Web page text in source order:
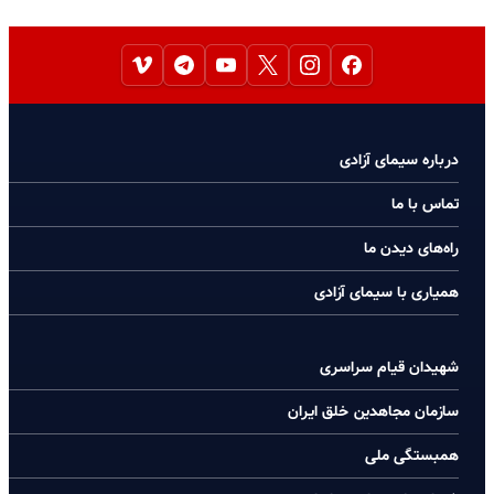
درباره سیمای آزادی
تماس با ما
راه‌های دیدن ما
همیاری با سیمای آزادی
شهیدان قیام سراسری
سازمان مجاهدین خلق ایران
همبستگی ملی